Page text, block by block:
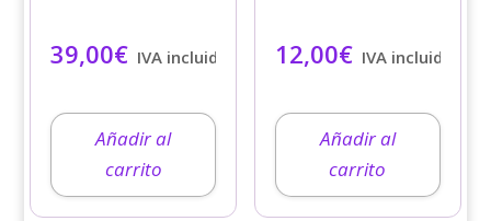
39,00€ IVA incluido
Añadir al
carrito
12,00€ IVA incluido
Añadir al
carrito